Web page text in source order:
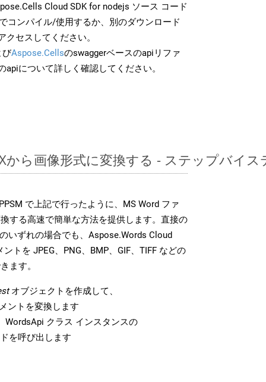
Cloud SDK for nodejs ソース コード
コンパイル/使用するか、別のダウンロード
セスしてください。
びAspose.Cellsのswaggerベースのapiリファ
apiについて詳しく確認してください。
から画像形式に変換する - ステップバイ
で上記で行ったように、MS Word ファ
する高速で簡単な方法を提供します。直接の
いずれの場合でも、Aspose.Words Cloud
トを JPEG、PNG、BMP、GIF、TIFF などの
ます。
オブジェクトを作成して、
ントを変換します
WordsApi クラス インスタンスの
を呼び出します